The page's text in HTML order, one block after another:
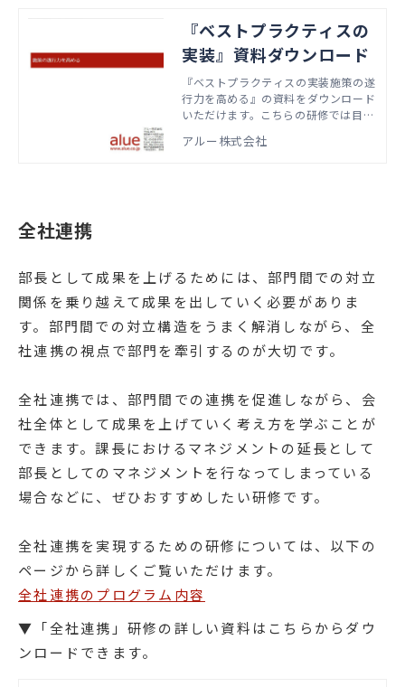
『ベストプラクティスの
実装』資料ダウンロード
『ベストプラクティスの実装施策の遂
行力を高める』の資料をダウンロード
いただけます。こちらの研修では目標
整えて実行に移す方法を学びます。本
アルー株式会社
全社連携
部長として成果を上げるためには、部門間での対立
関係を乗り越えて成果を出していく必要がありま
す。部門間での対立構造をうまく解消しながら、全
社連携の視点で部門を牽引するのが大切です。
全社連携では、部門間での連携を促進しながら、会
社全体として成果を上げていく考え方を学ぶことが
できます。課長におけるマネジメントの延長として
部長としてのマネジメントを行なってしまっている
場合などに、ぜひおすすめしたい研修です。
全社連携を実現するための研修については、以下の
ページから詳しくご覧いただけます。
全社連携のプログラム内容
▼「全社連携」研修の詳しい資料はこちらからダウ
ンロードできます。